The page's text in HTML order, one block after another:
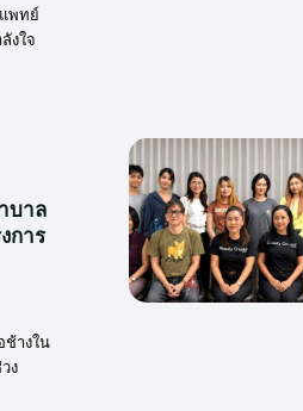
พทย์
งใจ
บาล
การ
ช้างใน
ง